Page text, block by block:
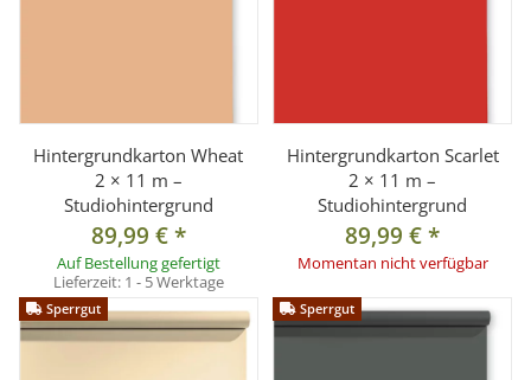
Hintergrundkarton Wheat
2 × 11 m –
Studiohintergrund
89,99 €*
Auf Bestellung gefertigt
Lieferzeit: 1 - 5 Werktage
Hintergrundkarton Scarlet
2 × 11 m –
Studiohintergrund
89,99 €*
Momentan nicht verfügbar
Sperrgut Sperrgut